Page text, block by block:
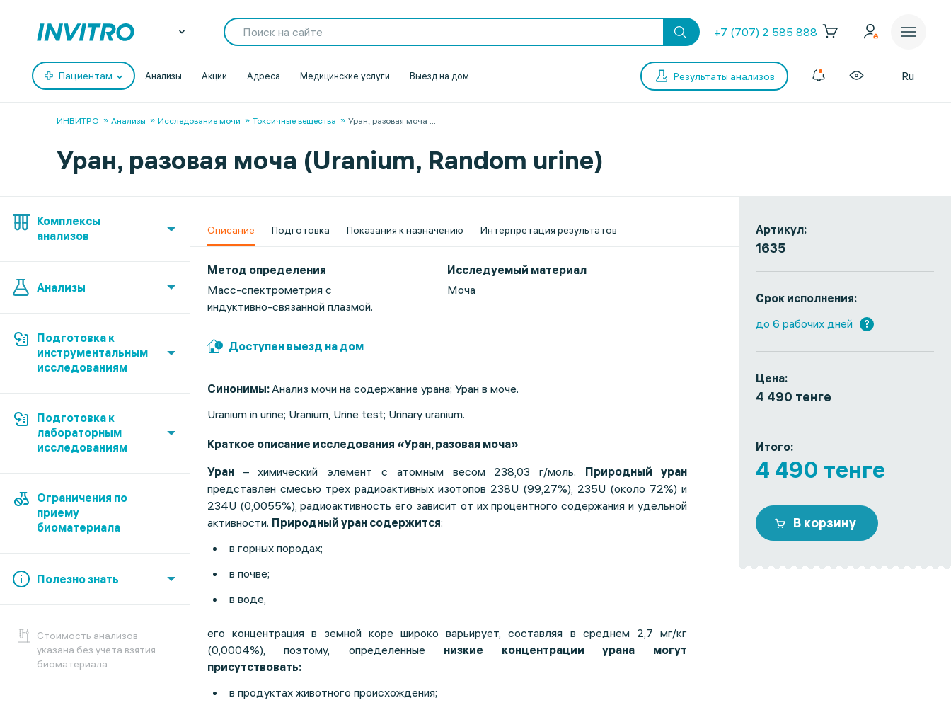
+7 (707) 2 585 888
Пациентам Анализы Акции Адреса Медицинские услуги Выезд на дом Результаты анализов Ru
ИНВИТРО Анализы Исследование мочи Токсичные вещества Уран, разовая моча ...
Уран, разовая моча (Uranium, Random urine)
Комплексы
анализов
Анализы
Подготовка к
инструментальным
исследованиям
Подготовка к
лабораторным
исследованиям
Ограничения по
приему
биоматериала
Полезно знать
Cтоимость анализов
указана без учета взятия
биоматериала
Артикул:
1635
Срок исполнения:
до 6 рабочих дней
?
Цена:
4 490 тенге
Итого:
4 490 тенге
В корзину
Описание Подготовка Показания к назначению Интерпретация результатов
Метод определения
Масс-спектрометрия с
индуктивно-связанной плазмой.
Исследуемый материал
Моча
Доступен выезд на дом
Синонимы:Анализ мочи на содержание урана; Уран в моче.
Uranium in urine; Uranium, Urine test; Urinary uranium.
Краткое описание исследования «Уран, разовая моча»
Уран– химический элемент с атомным весом 238,03 г/моль. Природный уран
представлен смесью трех радиоактивных изотопов 238U (99,27%), 235U (около 72%) и
234U (0,0055%), радиоактивность его зависит от их процентного содержания и удельной
активности. Природный уран содержится:
в горных породах;
в почве;
в воде,
его концентрация в земной коре широко варьирует, составляя в среднем 2,7 мг/кг
(0,0004%), поэтому, определенные низкие концентрации урана могут
присутствовать:
в продуктах животного происхождения;